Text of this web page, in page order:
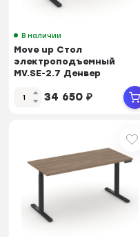
В наличии
Move up Стол
электроподъемный
MV.SE-2.7 Денвер
Светлый/Металл Черный
1180*720...
34 650 ₽